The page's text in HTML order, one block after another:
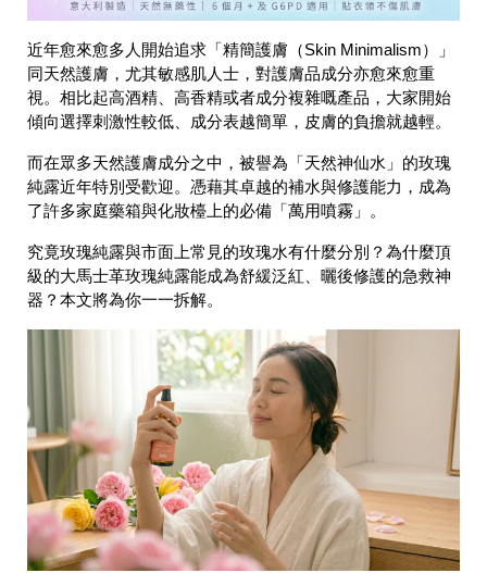
近年愈來愈多人開始追求「精簡護膚（Skin Minimalism）」
同天然護膚，尤其敏感肌人士，對護膚品成分亦愈來愈重
視。相比起高酒精、高香精或者成分複雜嘅產品，大家開始
傾向選擇刺激性較低、成分表越簡單，皮膚的負擔就越輕。
而在眾多天然護膚成分之中，被譽為「天然神仙水」的玫瑰
純露近年特別受歡迎。憑藉其卓越的補水與修護能力，成為
了許多家庭藥箱與化妝檯上的必備「萬用噴霧」。
究竟玫瑰純露與市面上常見的玫瑰水有什麼分別？為什麼頂
級的大馬士革玫瑰純露能成為舒緩泛紅、曬後修護的急救神
器？本文將為你一一拆解。